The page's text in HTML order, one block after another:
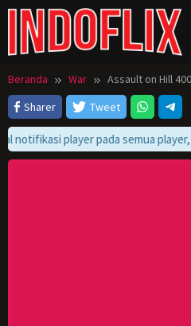
Loncat
konten
Beranda War
Assault on Hill
Sharer
Tweet
notifikasi player pada semua